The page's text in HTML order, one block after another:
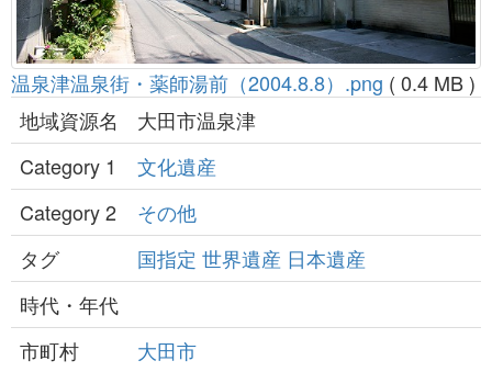
温泉津温泉街・薬師湯前（2004.8.8）.png ( 0.4 MB )
地域資源名
大田市温泉津
Category 1
文化遺産
Category 2
その他
タグ
国指定 世界遺産 日本遺産
時代・年代
市町村
大田市